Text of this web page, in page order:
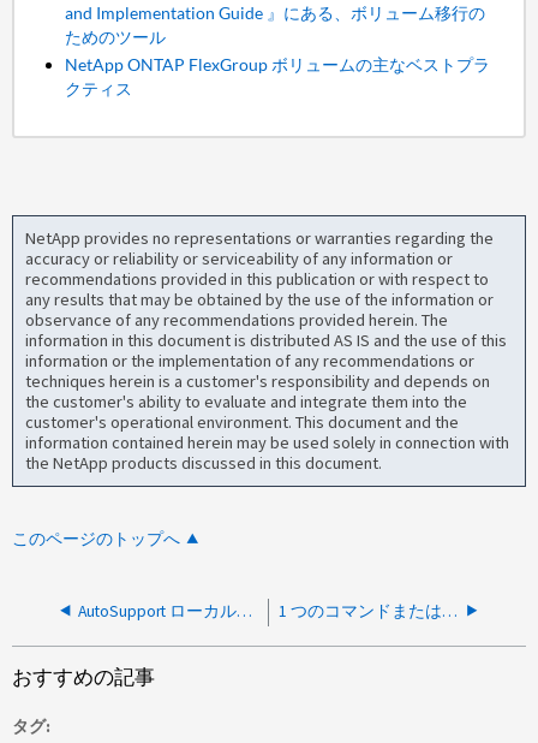
and Implementation Guide 』にある、ボリューム移行の
ためのツール
NetApp ONTAP FlexGroup ボリュームの主なベストプラ
クティス
NetApp provides no representations or warranties regarding the
accuracy or reliability or serviceability of any information or
recommendations provided in this publication or with respect to
any results that may be obtained by the use of the information or
observance of any recommendations provided herein. The
information in this document is distributed AS IS and the use of this
information or the implementation of any recommendations or
techniques herein is a customer's responsibility and depends on
the customer's ability to evaluate and integrate them into the
customer's operational environment. This document and the
information contained herein may be used solely in connection with
the NetApp products discussed in this document.
このページのトップへ
AutoSupport ローカルユーザアカウントを削除できますか。 1 つのコマンドまたは操作で複数のボリュームの Snapshot を生成できますか。
おすすめの記事
タグ